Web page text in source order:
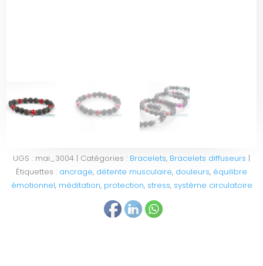
UGS : mai_3004 Catégories : Bracelets, Bracelets diffuseurs
Étiquettes : ancrage, détente musculaire, douleurs, équilibre
émotionnel, méditation, protection, stress, système circulatoire